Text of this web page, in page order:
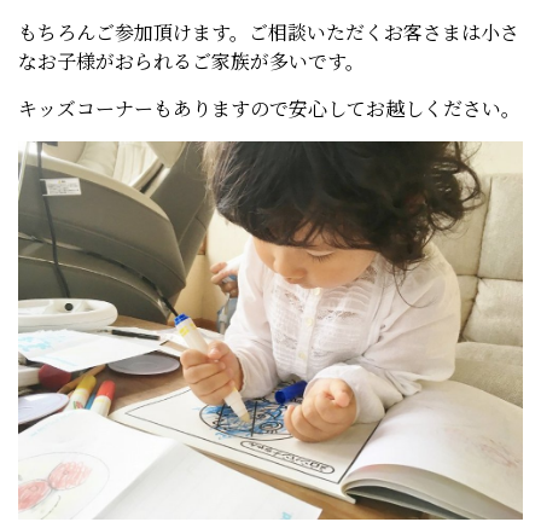
もちろんご参加頂けます。ご相談いただくお客さまは小さ
なお子様がおられるご家族が多いです。
キッズコーナーもありますので安心してお越しください。